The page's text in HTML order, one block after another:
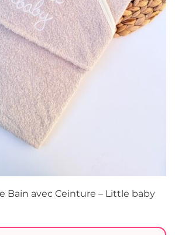
Bain avec Ceinture – Little baby